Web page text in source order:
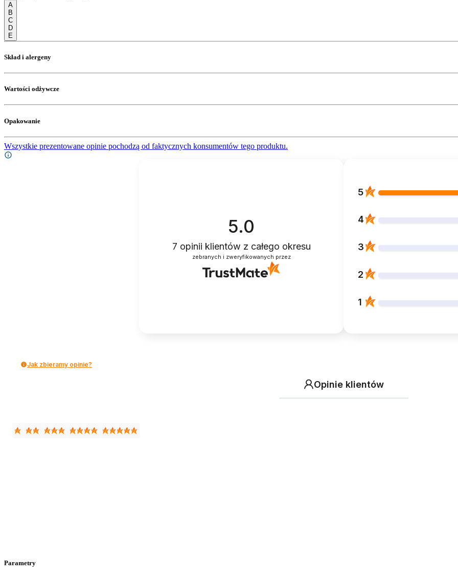
A
B
C
D
E
Skład i alergeny
Wartości odżywcze
Opakowanie
Wszystkie prezentowane opinie pochodzą od faktycznych konsumentów tego produktu.
5.0
7 opinii klientów z całego okresu
zebranych i zweryfikowanych przez
5
4
3
2
1
Jak zbieramy opinie?
Opinie klientów
Parametry